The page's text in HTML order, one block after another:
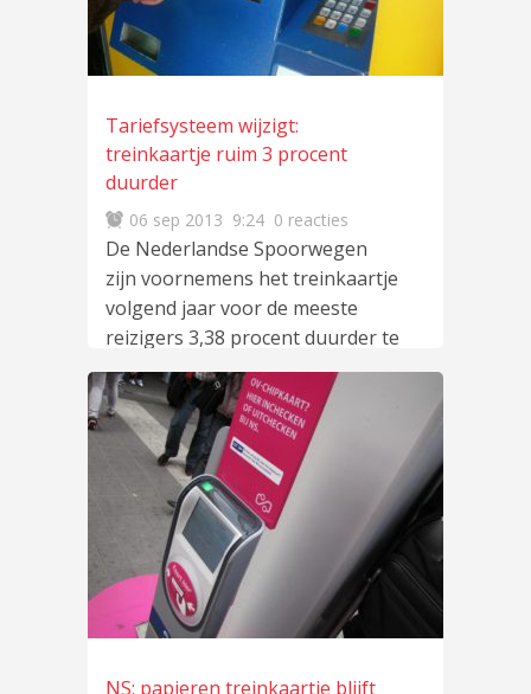
Tariefsysteem wijzigt:
treinkaartje ruim 3 procent
duurder
06 sep 2013 9:24 0 reacties
De Nederlandse Spoorwegen
zijn voornemens het treinkaartje
volgend jaar voor de meeste
reizigers 3,38 procent duurder te
maken. Er zijnlees meer…
NS: papieren treinkaartje blijft